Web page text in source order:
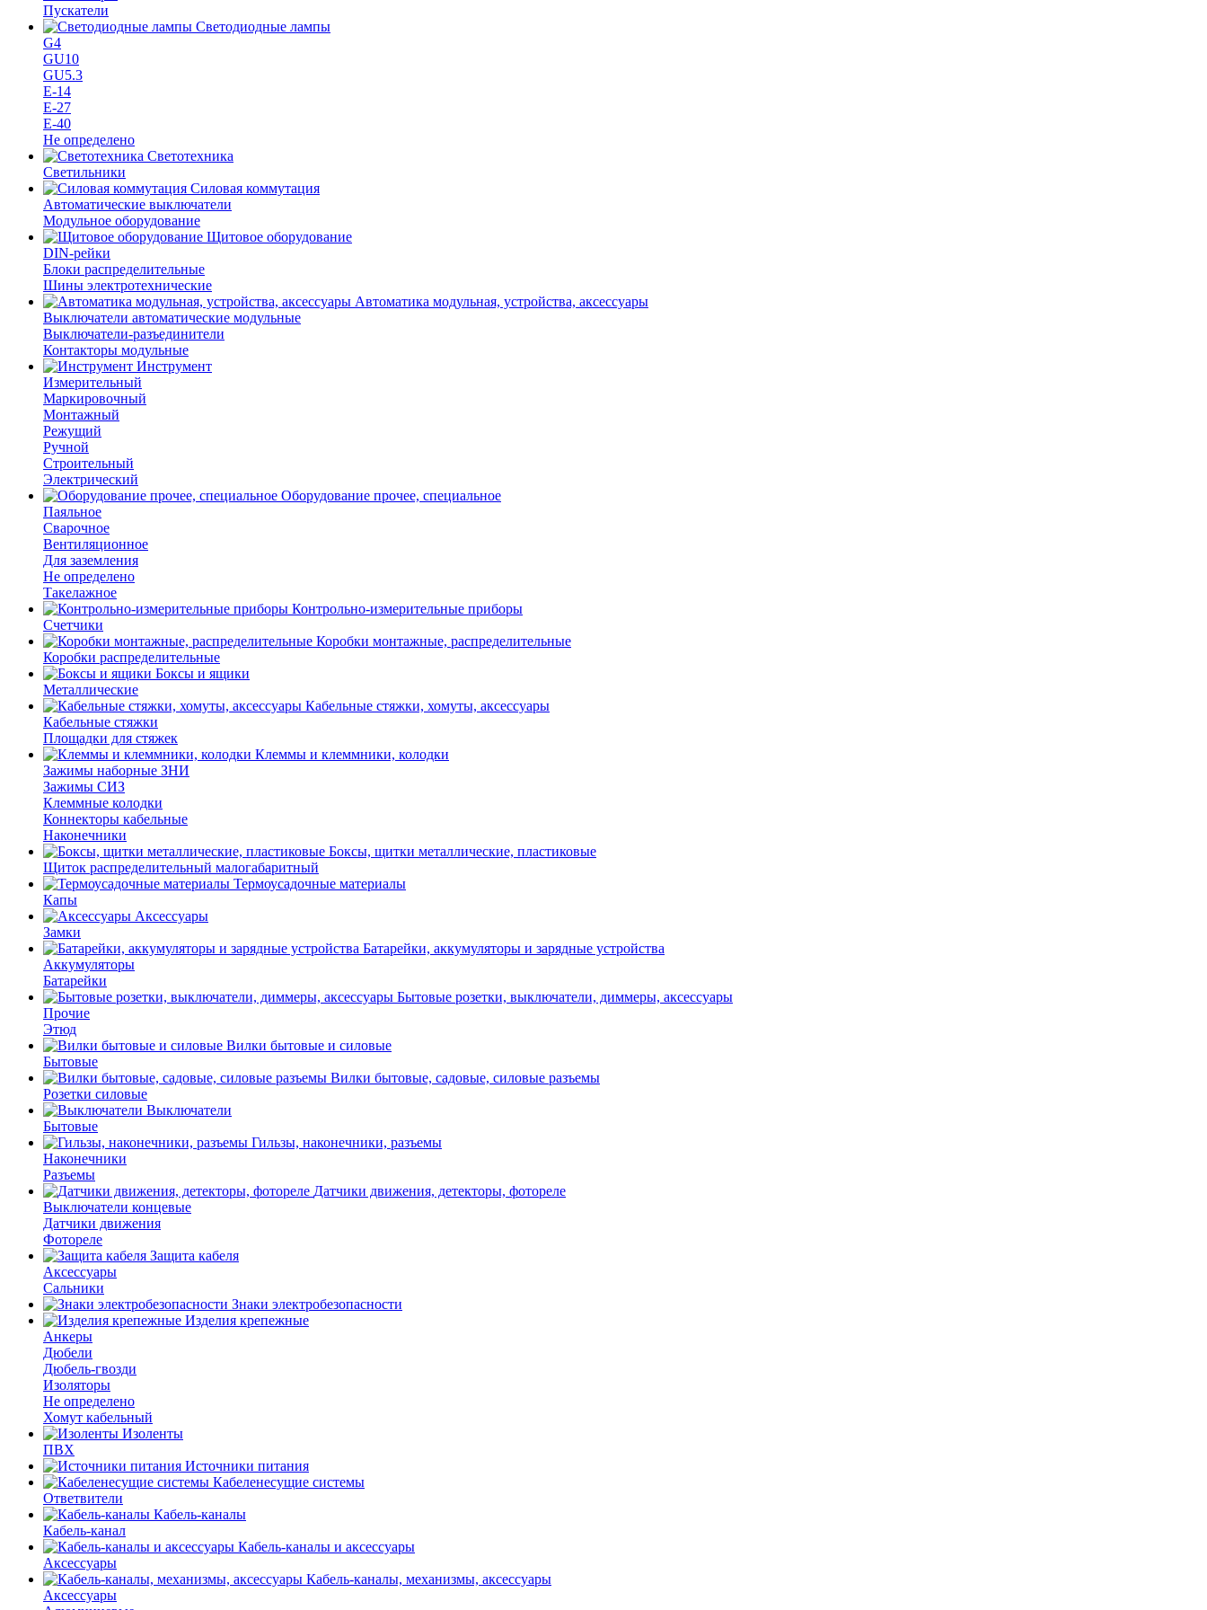
Пускатели
Светодиодные лампы
G4
GU10
GU5.3
Е-14
Е-27
Е-40
Не определено
Светотехника
Светильники
Силовая коммутация
Автоматические выключатели
Модульное оборудование
Щитовое оборудование
DIN-рейки
Блоки распределительные
Шины электротехнические
Автоматика модульная, устройства, аксессуары
Выключатели автоматические модульные
Выключатели-разъединители
Контакторы модульные
Инструмент
Измерительный
Маркировочный
Монтажный
Режущий
Ручной
Строительный
Электрический
Оборудование прочее, специальное
Паяльное
Сварочное
Вентиляционное
Для заземления
Не определено
Такелажное
Контрольно-измерительные приборы
Счетчики
Коробки монтажные, распределительные
Коробки распределительные
Боксы и ящики
Металлические
Кабельные стяжки, хомуты, аксессуары
Кабельные стяжки
Площадки для стяжек
Клеммы и клеммники, колодки
Зажимы наборные ЗНИ
Зажимы СИЗ
Клеммные колодки
Коннекторы кабельные
Наконечники
Боксы, щитки металлические, пластиковые
Щиток распределительный малогабаритный
Термоусадочные материалы
Капы
Аксессуары
Замки
Батарейки, аккумуляторы и зарядные устройства
Аккумуляторы
Батарейки
Бытовые розетки, выключатели, диммеры, аксессуары
Прочие
Этюд
Вилки бытовые и силовые
Бытовые
Вилки бытовые, садовые, силовые разъемы
Розетки силовые
Выключатели
Бытовые
Гильзы, наконечники, разъемы
Наконечники
Разъемы
Датчики движения, детекторы, фотореле
Выключатели концевые
Датчики движения
Фотореле
Защита кабеля
Аксессуары
Сальники
Знаки электробезопасности
Изделия крепежные
Анкеры
Дюбели
Дюбель-гвозди
Изоляторы
Не определено
Хомут кабельный
Изоленты
ПВХ
Источники питания
Кабеленесущие системы
Ответвители
Кабель-каналы
Кабель-канал
Кабель-каналы и аксессуары
Аксессуары
Кабель-каналы, механизмы, аксессуары
Аксессуары